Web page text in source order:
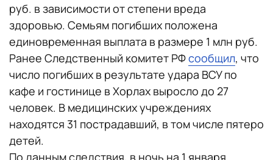
руб. в зависимости от степени вреда
здоровью. Семьям погибших положена
единовременная выплата в размере 1 млн руб.
Ранее Следственный комитет РФсообщил, что
число погибших в результате удара ВСУ по
кафе и гостинице в Хорлах выросло до 27
человек. В медицинских учреждениях
находятся 31 пострадавший, в том числе пятеро
детей.
По данным следствия, в ночь на 1 января